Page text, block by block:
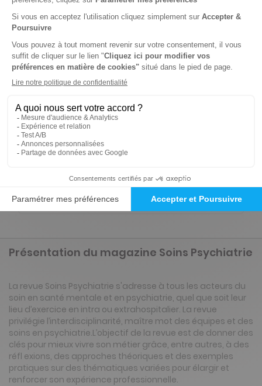
-69%
Abonnement 1 an
6 n° • Papier Offre réservée aux particuliers
116€00 Tarif Kiosque : 372€00
Tarif France métropolitaine
Abonnement 1 an
6 n° • Papier Offre réservée aux étudiants
80€
Renouvellement à date d’anniversaire
Présentation du magazine Soins Psychiatrie
La revue Soins Psychiatrie s'adresse à tous les acteurs du
soin en santé mentale et en psychiatrie, quel que soit leur
lieu d’exercice en intra ou extrahospitalier. La revue
privilégie l’interdisciplinarité, maître mot des équipes et des
soins en psychiatrie.L’objectif de la revue est de donner des
clés pour mieux vivre son métier grâce, entre autres, à des
réfl exions, des approches théoriques et des exemples
pratiques sur des thématiques variées pour élargir et
renforcer son expérience professionnelle.